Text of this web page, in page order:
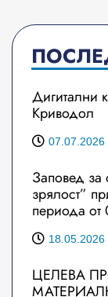
Дигитални
Криводол
07.07.2026
Заповед за
зрялост”
периода
18.05.2026
ЦЕЛЕВА